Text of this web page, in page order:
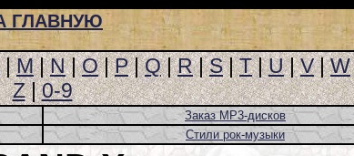
ГЛАВНУЮ
|M|N|O|P|Q|R|S|T|U|V|W
Z|0-9
Заказ MP3-дисков
Стили рок-музыки